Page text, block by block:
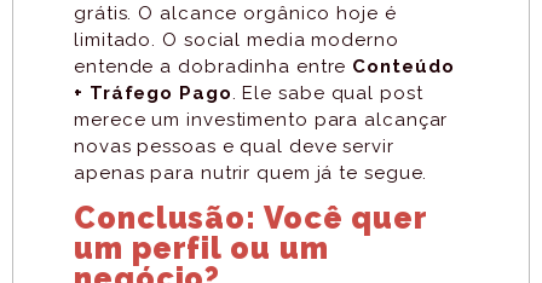
grátis. O alcance orgânico hoje é
limitado. O social media moderno
entende a dobradinha entre Conteúdo
+ Tráfego Pago. Ele sabe qual post
merece um investimento para alcançar
novas pessoas e qual deve servir
apenas para nutrir quem já te segue.
Conclusão: Você quer
um perfil ou um